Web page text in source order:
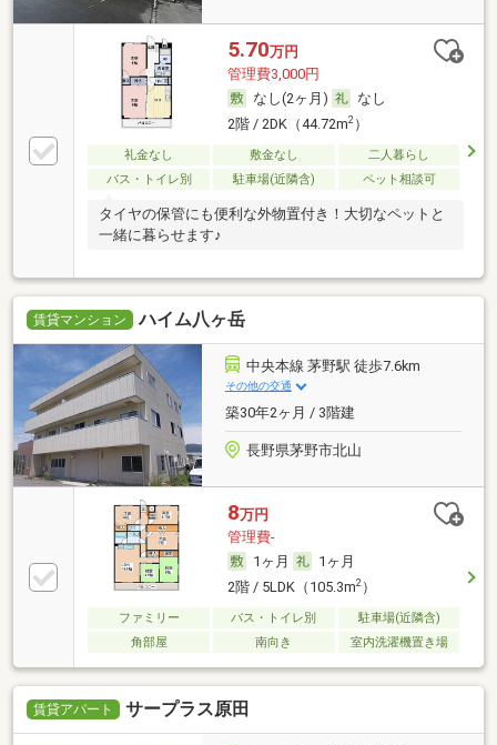
5.70万円
管理費3,000円
なし(2ヶ月)
なし
2階 / 2DK（44.72m2）
礼金なし 敷金なし
二人暮らし
バス・トイレ別
駐車場(近隣含) ペット相談可
タイヤの保管にも便利な外物置付き！大切なペットと
一緒に暮らせます♪
賃貸マンション ハイム八ヶ岳
中央本線 茅野駅 徒歩7.6km
その他の交通
築30年2ヶ月 / 3階建
長野県茅野市北山
8万円
管理費-
1ヶ月
1ヶ月
2階 / 5LDK（105.3m2）
ファミリー バス・トイレ別
駐車場(近隣含)
角部屋
南向き 室内洗濯機置き場
賃貸アパート サープラス原田